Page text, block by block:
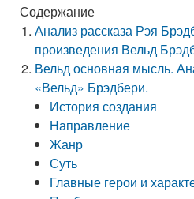
Содержание
Анализ рассказа Рэя
произведения Вельд
Вельд основная мысль.
«Вельд» Брэдбери.
История создания
Направление
Жанр
Суть
Главные герои и